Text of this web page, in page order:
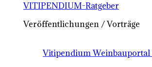
VITIPENDIUM-Ratgeber
Veröffentlichungen / Vorträge
Vitipendium